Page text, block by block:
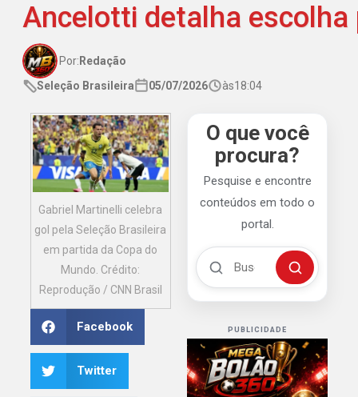
Ancelotti detalha
Por: Redação
Seleção Brasileira
05/07/2026 às18:04
Gabriel Martinelli celebra
gol pela Seleção Brasileira
em partida da Copa do
Mundo. Crédito:
Reprodução / CNN Brasil
Facebook
Twitter
O que você
procura?
Pesquise e encontre
conteúdos em todo o
portal.
Buscar no Mengão 360
Buscar
PUBLICIDADE